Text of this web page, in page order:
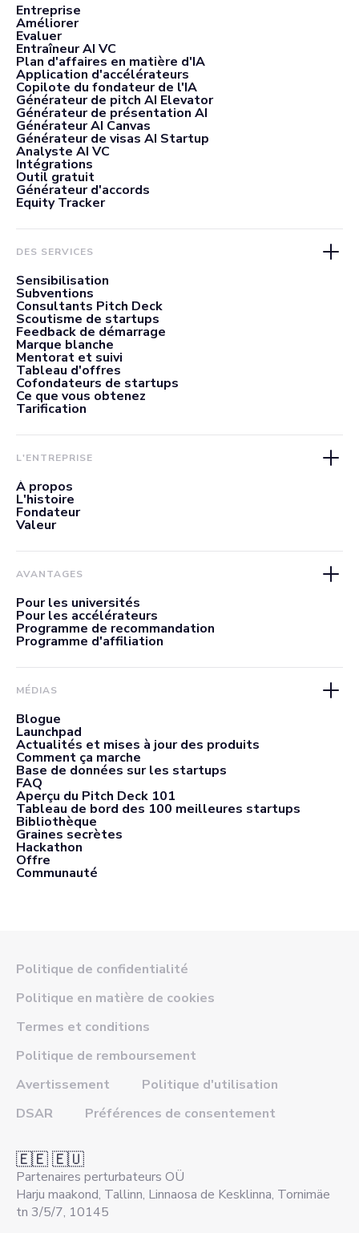
Entreprise
Améliorer
Evaluer
Entraîneur AI VC
Plan d'affaires en matière d'IA
Application d'accélérateurs
Copilote du fondateur de l'IA
Générateur de pitch AI Elevator
Générateur de présentation AI
Générateur AI Canvas
Générateur de visas AI Startup
Analyste AI VC
Intégrations
Outil gratuit
Générateur d'accords
Equity Tracker
DES SERVICES
Sensibilisation
Subventions
Consultants Pitch Deck
Scoutisme de startups
Feedback de démarrage
Marque blanche
Mentorat et suivi
Tableau d'offres
Cofondateurs de startups
Ce que vous obtenez
Tarification
L'ENTREPRISE
À propos
L'histoire
Fondateur
Valeur
AVANTAGES
Pour les universités
Pour les accélérateurs
Programme de recommandation
Programme d'affiliation
MÉDIAS
Blogue
Launchpad
Actualités et mises à jour des produits
Comment ça marche
Base de données sur les startups
FAQ
Aperçu du Pitch Deck 101
Tableau de bord des 100 meilleures startups
Bibliothèque
Graines secrètes
Hackathon
Offre
Communauté
Politique de confidentialité
Politique en matière de cookies
Termes et conditions
Politique de remboursement
Avertissement
Politique d'utilisation
DSAR
Préférences de consentement
🇪🇪 🇪🇺
Partenaires perturbateurs OÜ
Harju maakond, Tallinn, Linnaosa de Kesklinna, Tornimäe
tn 3/5/7, 10145